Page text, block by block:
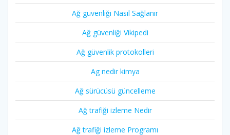
Ağ güvenliği Nasıl Sağlanır
Ağ güvenliği Vikipedi
Ağ güvenlik protokolleri
Ag nedir kimya
Ağ sürücüsü güncelleme
Ağ trafiği izleme Nedir
Ağ trafiği izleme Programı